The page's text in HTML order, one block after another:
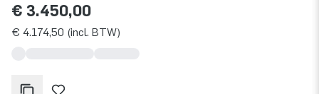
€ 3.450,00
€ 4.174,50 (incl. BTW)